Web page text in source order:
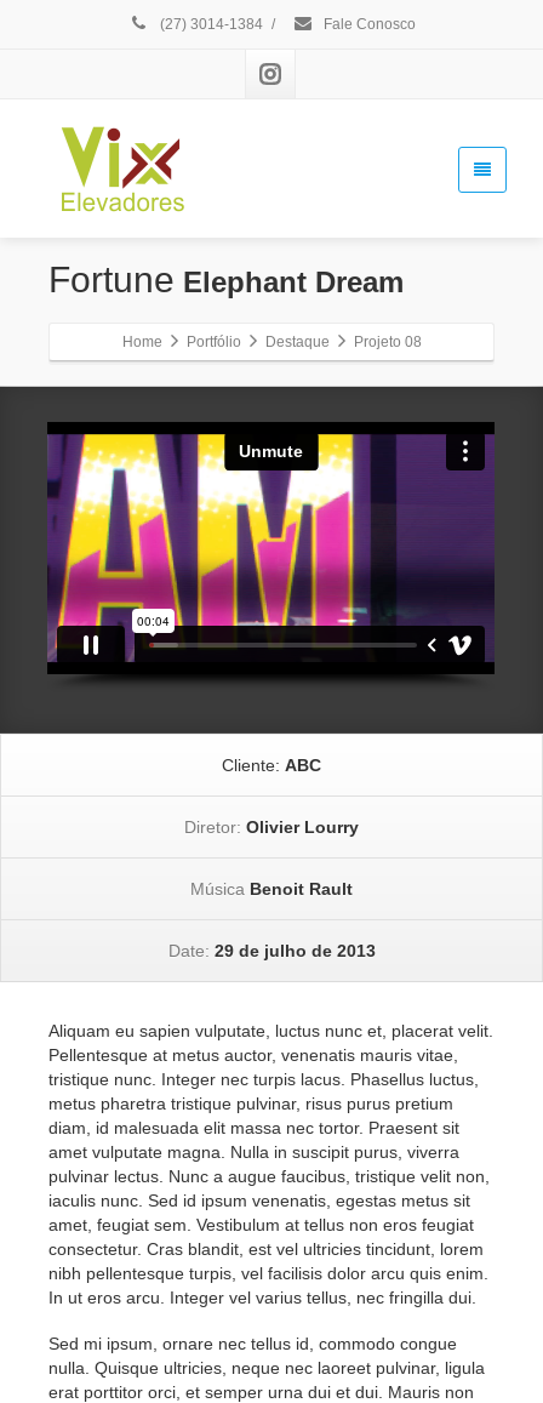
(27) 3014-1384 / Fale Conosco
Fortune Elephant Dream
Home Portfólio Destaque Projeto 08
Cliente: ABC
Diretor: Olivier Lourry
Música Benoit Rault
Date: 29 de julho de 2013
Aliquam eu sapien vulputate, luctus nunc et, placerat velit.
Pellentesque at metus auctor, venenatis mauris vitae,
tristique nunc. Integer nec turpis lacus. Phasellus luctus,
metus pharetra tristique pulvinar, risus purus pretium
diam, id malesuada elit massa nec tortor. Praesent sit
amet vulputate magna. Nulla in suscipit purus, viverra
pulvinar lectus. Nunc a augue faucibus, tristique velit non,
iaculis nunc. Sed id ipsum venenatis, egestas metus sit
amet, feugiat sem. Vestibulum at tellus non eros feugiat
consectetur. Cras blandit, est vel ultricies tincidunt, lorem
nibh pellentesque turpis, vel facilisis dolor arcu quis enim.
In ut eros arcu. Integer vel varius tellus, nec fringilla dui.
Sed mi ipsum, ornare nec tellus id, commodo congue
nulla. Quisque ultricies, neque nec laoreet pulvinar, ligula
erat porttitor orci, et semper urna dui et dui. Mauris non